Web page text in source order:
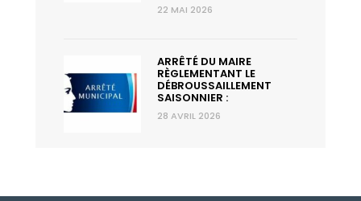
22 MAI 2026
ARRÊTÉ DU MAIRE
RÈGLEMENTANT LE
DÉBROUSSAILLEMENT
SAISONNIER :
28 AVRIL 2026